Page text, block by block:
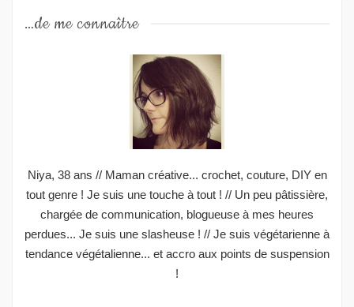
…de me connaître
Niya, 38 ans // Maman créative... crochet, couture, DIY en
tout genre ! Je suis une touche à tout ! // Un peu pâtissière,
chargée de communication, blogueuse à mes heures
perdues... Je suis une slasheuse ! // Je suis végétarienne à
tendance végétalienne... et accro aux points de suspension
!